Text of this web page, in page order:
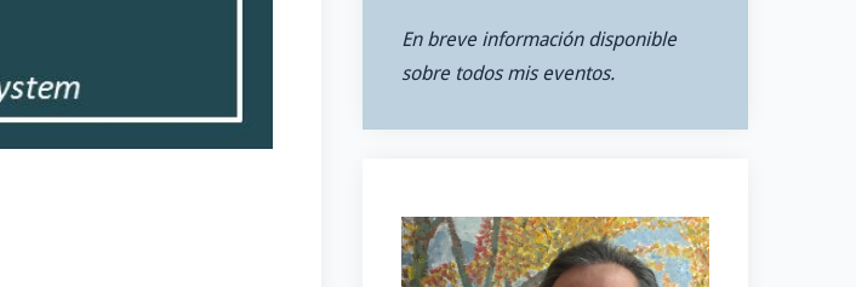
En breve información disponible
sobre todos mis eventos.